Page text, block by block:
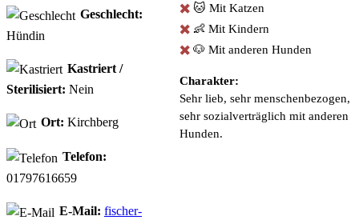
Geschlecht:
Hündin
Kastriert /
Sterilisiert: Nein
Ort: Kirchberg
Telefon:
01797616659
E-Mail: fischer-
✖️ 🐱 Mit Katzen
✖️ 👶 Mit Kindern
✖️ 🐶 Mit anderen Hunden
Charakter:
Sehr lieb, sehr menschenbezogen,
sehr sozialverträglich mit anderen
Hunden.